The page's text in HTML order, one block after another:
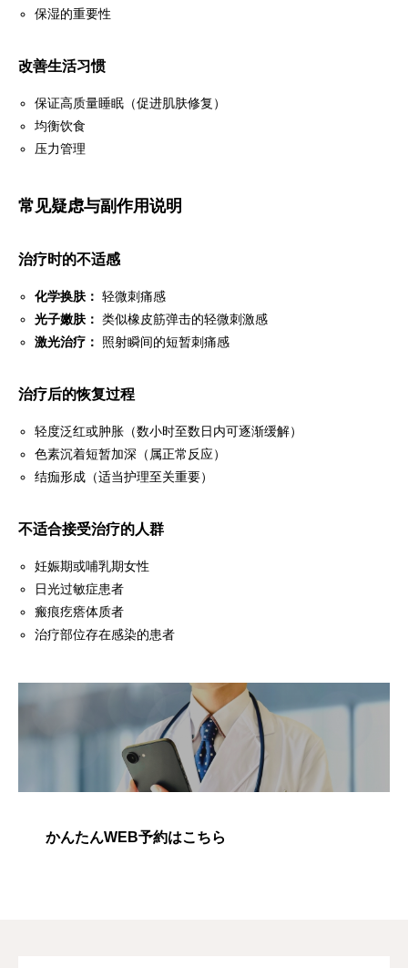
保湿的重要性
改善生活习惯
保证高质量睡眠（促进肌肤修复）
均衡饮食
压力管理
常见疑虑与副作用说明
治疗时的不适感
化学换肤： 轻微刺痛感
光子嫩肤： 类似橡皮筋弹击的轻微刺激感
激光治疗：
照射瞬间的短暂刺痛感
治疗后的恢复过程
轻度泛红或肿胀（数小时至数日内可逐渐缓解）
色素沉着短暂加深（属正常反应）
结痂形成（适当护理至关重要）
不适合接受治疗的人群
妊娠期或哺乳期女性
日光过敏症患者
瘢痕疙瘩体质者
治疗部位存在感染的患者
かんたんWEB予約はこちら